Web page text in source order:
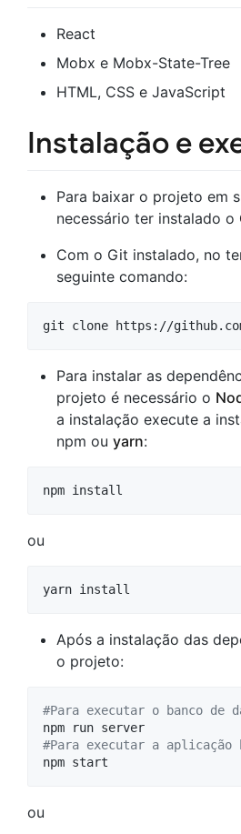
React
Mobx e Mobx-State-Tree
HTML, CSS e JavaScript
Instalação e
Para baixar o projeto em
necessário ter instalado o
Com o Git instalado, no
seguinte comando:
git clone https://
Para instalar as
projeto é necessário o
a instalação execute a
npm ou yarn:
npm install
ou
Após a instalação das
o projeto:
#Para executar o banco
#Para executar a
npm start
ou